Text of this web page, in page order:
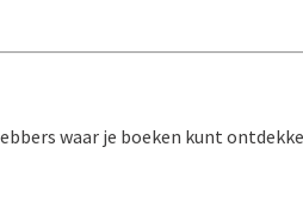
waar je boeken kunt